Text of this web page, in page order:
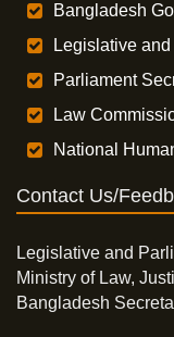
Bangladesh
Legislative
Parliament
Law
National
Contact Us/
Legislative and
Ministry of Law,
Bangladesh